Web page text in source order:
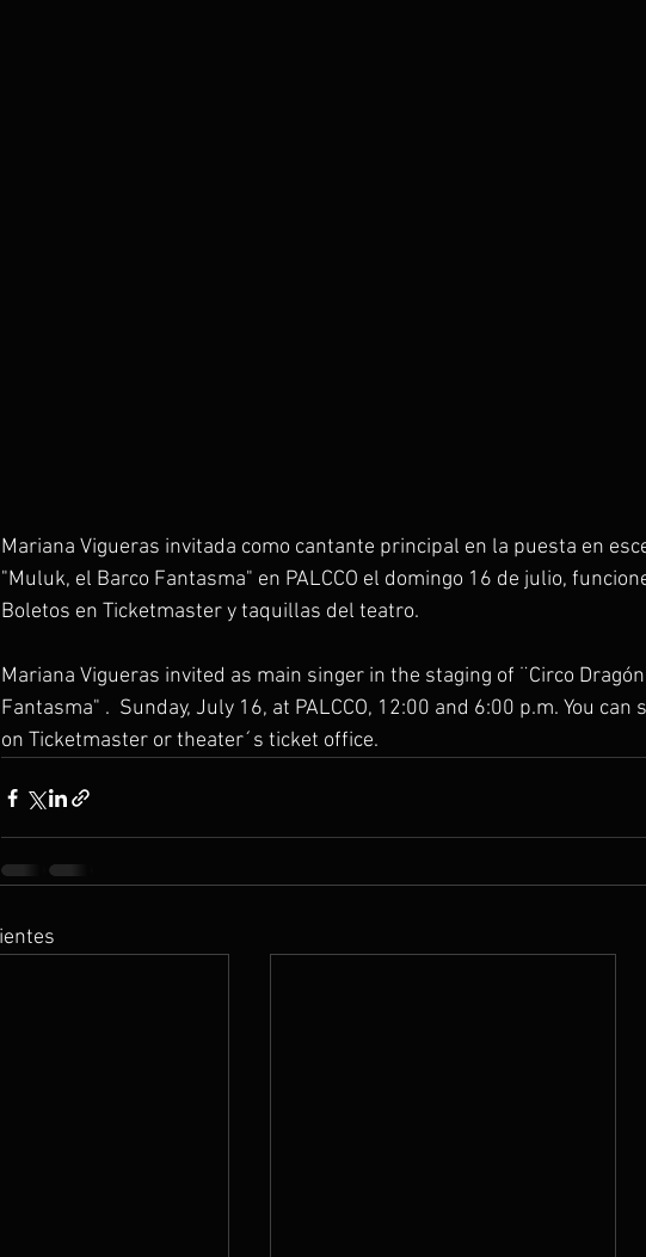
Mariana Vigueras invitada como cantante principal en la puesta en
"Muluk, el Barco Fantasma" en PALCCO el domingo 16 de julio,
Boletos en Ticketmaster y taquillas del teatro.
Mariana Vigueras invited as main singer in the staging of ¨Circo
Fantasma" .  Sunday, July 16, at PALCCO, 12:00 and 6:00 p.m. You
on Ticketmaster or theater´s ticket office.